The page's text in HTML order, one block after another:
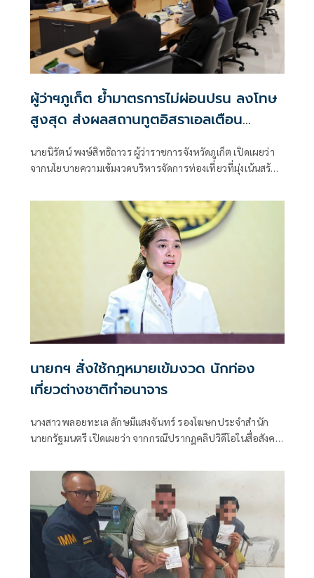
ผู้ว่าฯภูเก็ต ย้ำมาตรการไม่ผ่อนปรน ลงโทษ
สูงสุด ส่งผลสถานทูตอิสราเอลเตือน
นายนิรัตน์ พงษ์สิทธิถาวร ผู้ว่าราชการจังหวัดภูเก็ต เปิดเผยว่า
จากนโยบายความเข้มงวดบริหารจัดการท่องเที่ยวที่มุ่งเน้นสร้าง
นายกฯ สั่งใช้กฎหมายเข้มงวด นักท่อง
เที่ยวต่างชาติทำอนาจาร
นางสาวพลอยทะเล ลักษมีแสงจันทร์ รองโฆษกประจำสำนัก
นายกรัฐมนตรี เปิดเผยว่า จากกรณีปรากฏคลิปวิดีโอในสื่อสังคม
ต่างชาติคู่หนึ่ง ที่กระทำการอนาจารบนรถตุ๊กตุ๊ก บริเวณพื้นที่
สาธารณะในตำบลป่าตอง อำเภอกะทู้ จังหวัดภูเก็ต เมื่อเช้ามืด
วันที่ 3 พฤษภาคม ที่ผ่านมา นั้น